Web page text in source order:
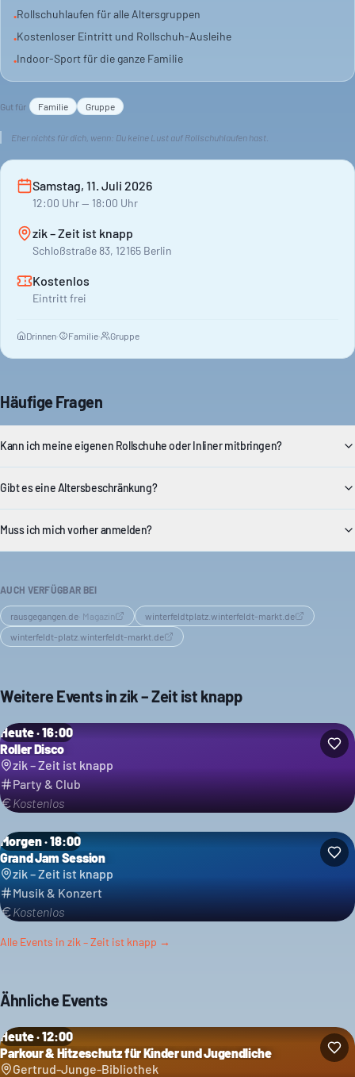
Ein Angebot für Familien und Gruppen. Drinnen, falls das Wetter
draußen nicht mitspielt. Energetisch und lebendig.
•Rollschuhlaufen für alle Altersgruppen
•Kostenloser Eintritt und Rollschuh-Ausleihe
•Indoor-Sport für die ganze Familie
Gut für Familie Gruppe
Eher nichts für dich, wenn: Du keine Lust auf Rollschuhlaufen hast.
Samstag, 11. Juli 2026
12:00 Uhr— 18:00 Uhr
zik – Zeit ist knapp
Schloßstraße 83, 12165 Berlin
Kostenlos
Eintritt frei
Drinnen· Familie· Gruppe
Häufige Fragen
Kann ich meine eigenen Rollschuhe oder Inliner mitbringen?
Gibt es eine Altersbeschränkung?
Muss ich mich vorher anmelden?
AUCH VERFÜGBAR BEI
rausgegangen.de Magazin
winterfeldtplatz.winterfeldt-markt.de
winterfeldt-platz.winterfeldt-markt.de
Weitere Events inzik – Zeit ist knapp
Heute · 16:00
Roller Disco
zik – Zeit ist knapp
Party & Club
Kostenlos
Morgen · 18:00
Grand Jam Session
zik – Zeit ist knapp
Musik & Konzert
Kostenlos
Alle Events in zik – Zeit ist knapp →
Ähnliche Events
Heute · 12:00
Parkour & Hitzeschutz für Kinder und Jugendliche
Gertrud-Junge-Bibliothek